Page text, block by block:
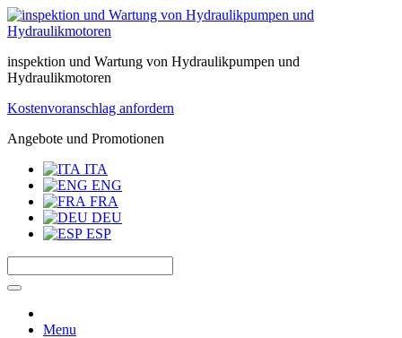
inspektion und Wartung von Hydraulikpumpen und
Hydraulikmotoren
Kostenvoranschlag anfordern
Angebote und Promotionen
ITA
ENG
FRA
DEU
ESP
Menu